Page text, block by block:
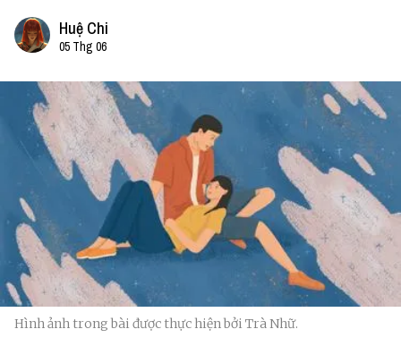
Huệ Chi
05 Thg 06
Hình ảnh trong bài được thực hiện bởi Trà Nhữ.